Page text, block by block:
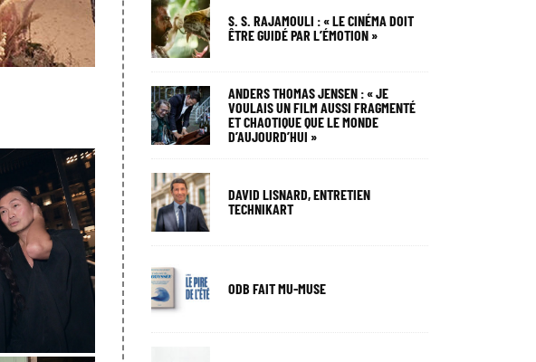
S. S. RAJAMOULI : « LE CINÉMA DOIT
ÊTRE GUIDÉ PAR L’ÉMOTION »
ANDERS THOMAS JENSEN : « JE
VOULAIS UN FILM AUSSI FRAGMENTÉ
ET CHAOTIQUE QUE LE MONDE
D’AUJOURD’HUI »
DAVID LISNARD, ENTRETIEN
TECHNIKART
ODB FAIT MU-MUSE